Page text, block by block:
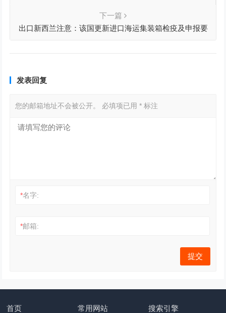
下一篇
出口新西兰注意：该国更新进口海运集装箱检疫及申报要
发表回复
您的邮箱地址不会被公开。 必填项已用* 标注
*名字:
*邮箱:
首页 常用网站
搜索引擎